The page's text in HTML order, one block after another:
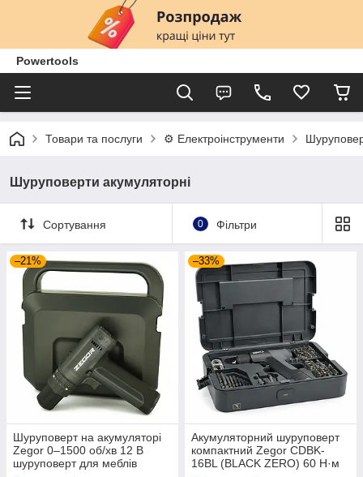
Powertools
Товари та послуги ⚙️ Електроінструменти
Шуруповерти акумуляторні
Сортування 0 Фільтри
–21%
Шуруповерт на акумуляторі
Zegor 0–1500 об/хв 12 В
шуруповерт для меблів
–33%
Акумуляторний шуруповерт
компактний Zegor CDBK-
16BL (BLACK ZERO) 60 Н·м